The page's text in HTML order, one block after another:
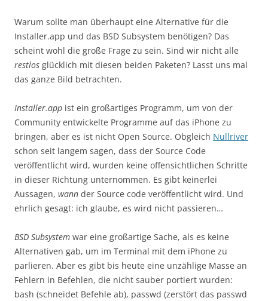
Warum sollte man überhaupt eine Alternative für die
Installer.app und das BSD Subsystem benötigen? Das
scheint wohl die große Frage zu sein. Sind wir nicht alle
restlos glücklich mit diesen beiden Paketen? Lasst uns mal
das ganze Bild betrachten.
Installer.app ist ein großartiges Programm, um von der
Community entwickelte Programme auf das iPhone zu
bringen, aber es ist nicht Open Source. Obgleich Nullriver
schon seit langem sagen, dass der Source Code
veröffentlicht wird, wurden keine offensichtlichen Schritte
in dieser Richtung unternommen. Es gibt keinerlei
Aussagen, wann der Source code veröffentlicht wird. Und
ehrlich gesagt: ich glaube, es wird nicht passieren…
BSD Subsystem war eine großartige Sache, als es keine
Alternativen gab, um im Terminal mit dem iPhone zu
parlieren. Aber es gibt bis heute eine unzählige Masse an
Fehlern in Befehlen, die nicht sauber portiert wurden:
bash (schneidet Befehle ab), passwd (zerstört das passwd